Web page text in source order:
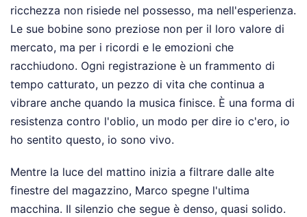
ricchezza non risiede nel possesso, ma nell'esperienza.
Le sue bobine sono preziose non per il loro valore di
mercato, ma per i ricordi e le emozioni che
racchiudono. Ogni registrazione è un frammento di
tempo catturato, un pezzo di vita che continua a
vibrare anche quando la musica finisce. È una forma di
resistenza contro l'oblio, un modo per dire io c'ero, io
ho sentito questo, io sono vivo.
Mentre la luce del mattino inizia a filtrare dalle alte
finestre del magazzino, Marco spegne l'ultima
macchina. Il silenzio che segue è denso, quasi solido.